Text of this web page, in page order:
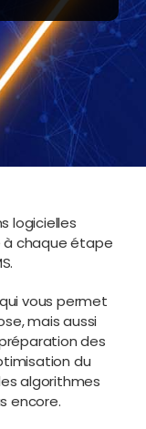
logicielles
à chaque étape
vous permet
mais aussi
des
du
algorithmes
encore.